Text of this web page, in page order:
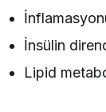
İnsülin
Lipid